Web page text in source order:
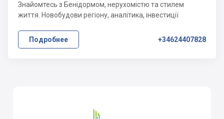
Знайомтесь з Бенідормом, нерухомістю та стилем
життя. Новобудови регіону, аналітика, інвестиції
Подробнее +34624407828